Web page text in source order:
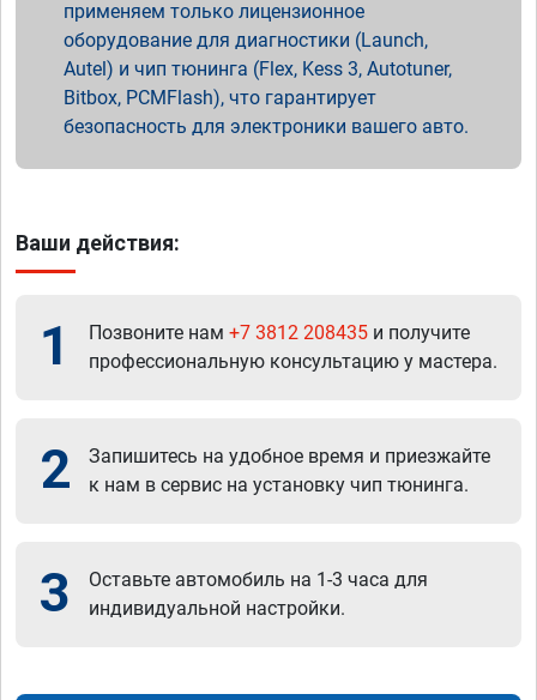
применяем только лицензионное
оборудование для диагностики (Launch,
Autel) и чип тюнинга (Flex, Kess 3, Autotuner,
Bitbox, PCMFlash), что гарантирует
безопасность для электроники вашего авто.
Ваши действия:
1 Позвоните нам +7 3812 208435 и получите
профессиональную консультацию у мастера.
2
Запишитесь на удобное время и приезжайте
к нам в сервис на установку чип тюнинга.
3
Оставьте автомобиль на 1-3 часа для
индивидуальной настройки.